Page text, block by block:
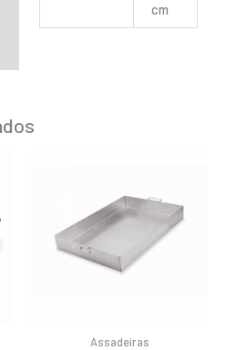
cm
Assadeiras